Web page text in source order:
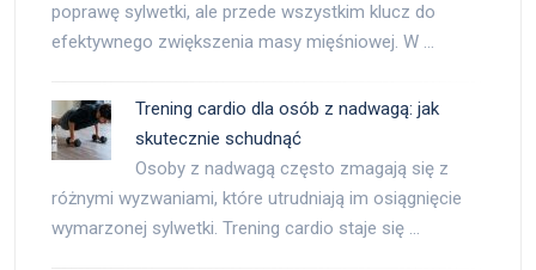
poprawę sylwetki, ale przede wszystkim klucz do
efektywnego zwiększenia masy mięśniowej. W …
Trening cardio dla osób z nadwagą: jak
skutecznie schudnąć
Osoby z nadwagą często zmagają się z
różnymi wyzwaniami, które utrudniają im osiągnięcie
wymarzonej sylwetki. Trening cardio staje się …